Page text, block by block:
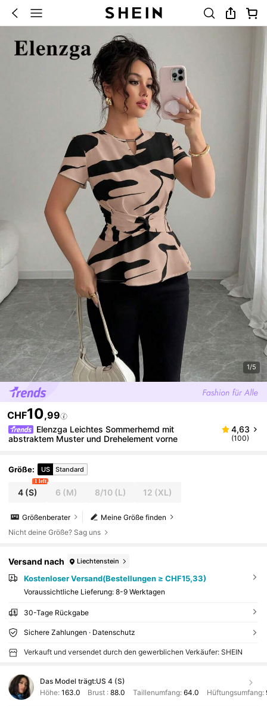
1/5
CHF10,99
Elenzga Leichtes Sommerhemd mit
abstraktem Muster und Drehelement vorne
4,63
(100)
Größe: US Standard
4 (S)
1 left
6 (M) 8/10(L) 12 (XL)
Meine Größe finden
Größenberater
Nicht deine Größe? Sag uns
Versand nach Liechtenstein
Kostenloser Versand(Bestellungen ≥ CHF15,33)
Voraussichtliche Lieferung: 8-9 Werktagen
30-Tage Rückgabe
Sichere Zahlungen · Datenschutz
Verkauft und versendet durch den gewerblichen Verkäufer: SHEIN
Das Model trägt:US 4 (S)
Höhe: 163.0 Brust :88.0 Taillenumfang: 64.0 Hüftungsumfang: